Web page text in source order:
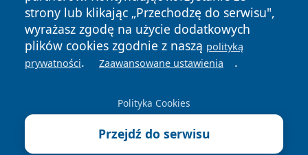
strony lub klikając „Przechodzę do serwisu",
wyrażasz zgodę na użycie dodatkowych
plików cookies zgodnie z naszą polityką
prywatności. Zaawansowane ustawienia .
Polityka Cookies
Przejdź do serwisu
News Autorzy
Prywatności
Cookies